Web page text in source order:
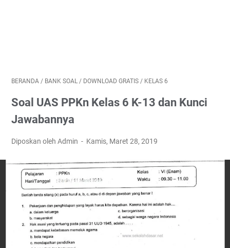
BERANDA / BANK SOAL / DOWNLOAD GRATIS / KELAS 6
Soal UAS PPKn Kelas 6 K-13 dan Kunci
Jawabannya
Diposkan oleh Admin Kamis, Maret 28, 2019